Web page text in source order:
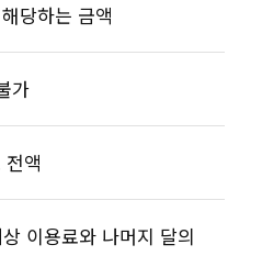
당하는 금액
가
액
이용료와 나머지 달의